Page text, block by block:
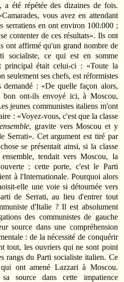
a été répétée des dizaines de fois.
vous avez en attendant
serratiens en ont environ 100.000 ;
contenter de ces résultats». Ils ont
ont affirmé qu'un grand nombre de
socialiste, ce qui est en somme
principal était celui-ci : «Toute la
seulement ses chefs, est réformistes
demandé : «De quelle façon alors,
ont-ils envoyé ici, à Moscou,
jeunes communistes italiens m'ont
: «Voyez-vous, c'est que la classe
, gravite vers Moscou et y
Serrati». Cet argument est tiré par
se présentait ainsi, si la classe
tendait vers Moscou, la
: cette porte, c'est le Parti
à l'Internationale. Pourquoi alors
elle une voie si détournée vers
de Serrati, au lieu d'entrer tout
d'Italie ? Il est absolument
des communistes de gauche
source dans une compréhension
: de la nécessité de conquérir
tout, les ouvriers qui ne sont point
rangs du Parti socialiste italien. Ce
ont amené Lazzari à Moscou.
source dans cette impatience